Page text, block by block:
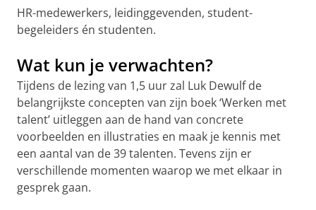
HR-medewerkers, leidinggevenden, student-
begeleiders én studenten.
Wat kun je verwachten?
Tijdens de lezing van 1,5 uur zal Luk Dewulf de
belangrijkste concepten van zijn boek ‘Werken met
talent’ uitleggen aan de hand van concrete
voorbeelden en illustraties en maak je kennis met
een aantal van de 39 talenten. Tevens zijn er
verschillende momenten waarop we met elkaar in
gesprek gaan.